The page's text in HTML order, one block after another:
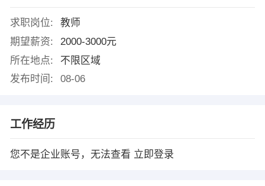
求职岗位:
教师
期望薪资:
2000-3000元
所在地点:
不限区域
发布时间:
08-06
工作经历
您不是企业账号，无法查看 立即登录